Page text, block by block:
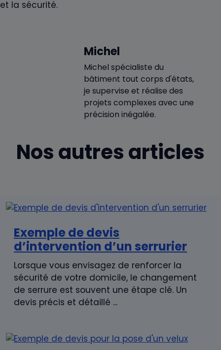
et la sécurité.
Michel
Michel spécialiste du
bâtiment tout corps d'états,
je supervise et réalise des
projets complexes avec une
précision inégalée.
Nos autres articles
Exemple de devis
d’intervention d’un serrurier
Lorsque vous envisagez de renforcer la
sécurité de votre domicile, le changement
de serrure est souvent une étape clé. Un
devis précis et détaillé ...